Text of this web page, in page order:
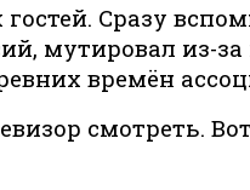
Сразу
мутировал из-
времён
смотреть.